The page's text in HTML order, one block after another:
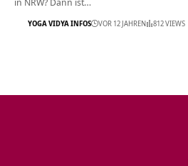
YOGA VIDYA INFOS VOR 12 JAHREN 812 VIEWS